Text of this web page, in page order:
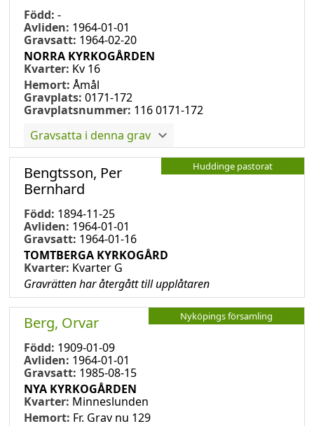
Född: -
Avliden: 1964-01-01
Gravsatt: 1964-02-20
NORRA KYRKOGÅRDEN
Kvarter: Kv 16
Hemort: Åmål
Gravplats: 0171-172
Gravplatsnummer: 116 0171-172
Gravsatta i denna grav
Huddinge pastorat
Bengtsson, Per
Bernhard
Född: 1894-11-25
Avliden: 1964-01-01
Gravsatt: 1964-01-16
TOMTBERGA KYRKOGÅRD
Kvarter: Kvarter G
Gravrätten har återgått till upplåtaren
Nyköpings församling
Berg, Orvar
Född: 1909-01-09
Avliden: 1964-01-01
Gravsatt: 1985-08-15
NYA KYRKOGÅRDEN
Kvarter: Minneslunden
Hemort: Fr. Grav nu 129